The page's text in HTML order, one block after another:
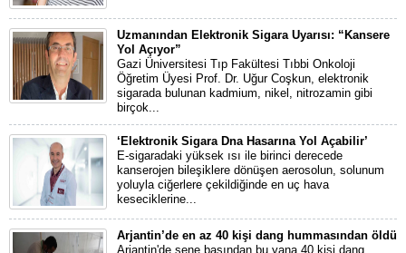
Uzmanından Elektronik Sigara Uyarısı: “Kansere
Yol Açıyor”
Gazi Üniversitesi Tıp Fakültesi Tıbbi Onkoloji
Öğretim Üyesi Prof. Dr. Uğur Coşkun, elektronik
sigarada bulunan kadmium, nikel, nitrozamin gibi
birçok...
‘Elektronik Sigara Dna Hasarına Yol Açabilir’
E-sigaradaki yüksek ısı ile birinci derecede
kanserojen bileşiklere dönüşen aerosolun, solunum
yoluyla ciğerlere çekildiğinde en uç hava
keseciklerine...
Arjantin’de en az 40 kişi dang hummasından öldü
Arjantin'de sene başından bu yana 40 kişi dang